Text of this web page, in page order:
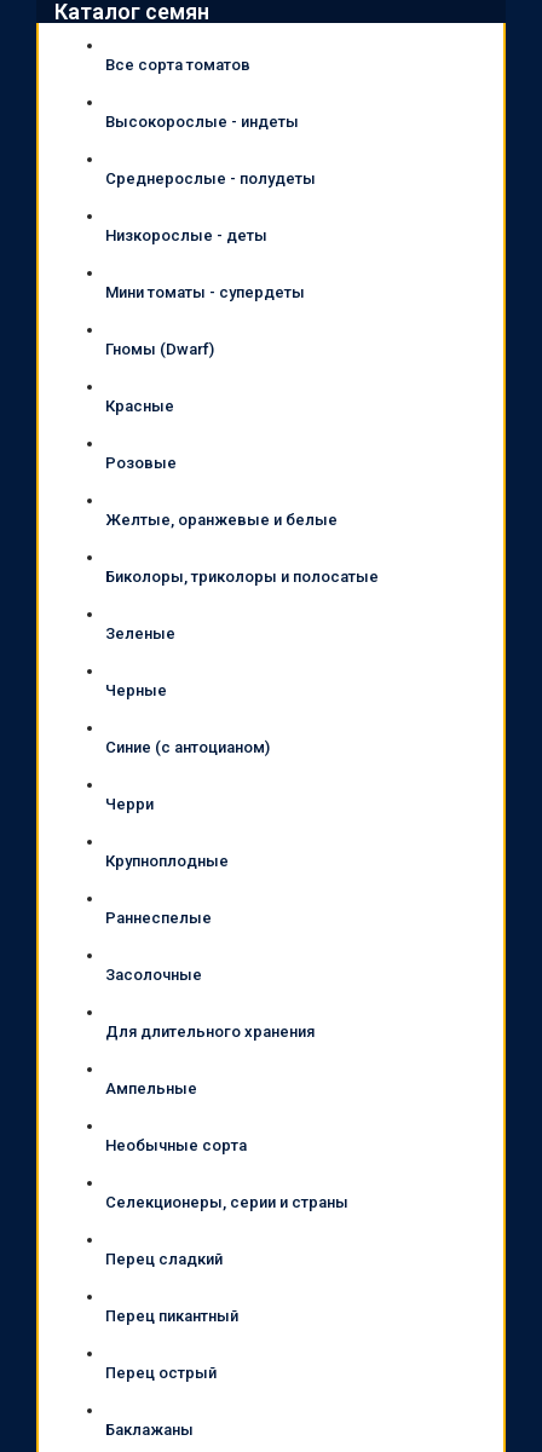
Каталог семян
Все сорта томатов
Высокорослые - индеты
Среднерослые - полудеты
Низкорослые - деты
Мини томаты - супердеты
Гномы (Dwarf)
Красные
Розовые
Желтые, оранжевые и белые
Биколоры, триколоры и полосатые
Зеленые
Черные
Синие (с антоцианом)
Черри
Крупноплодные
Раннеспелые
Засолочные
Для длительного хранения
Ампельные
Необычные сорта
Селекционеры, серии и страны
Перец сладкий
Перец пикантный
Перец острый
Баклажаны